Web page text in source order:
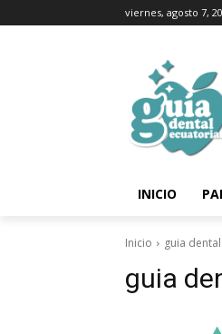
viernes, agosto 7,
INICIO
Inicio guia
guia